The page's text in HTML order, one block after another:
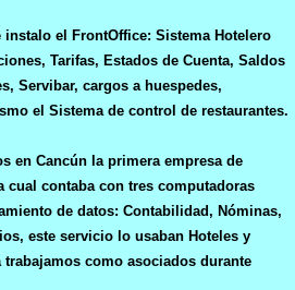
instalo el FrontOffice: Sistema Hotelero
Tarifas, Estados de Cuenta, Saldos
Servibar, cargos a huespedes,
el Sistema de control de restaurantes.
en Cancún la primera empresa de
cual contaba con tres computadoras
de datos: Contabilidad, Nóminas,
este servicio lo usaban Hoteles y
como asociados durante